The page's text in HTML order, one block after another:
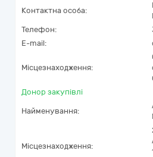
Контактна особа:
Телефон:
E-mail:
Місцезнаходження:
Донор закупівлі
Найменування:
Місцезнаходження: